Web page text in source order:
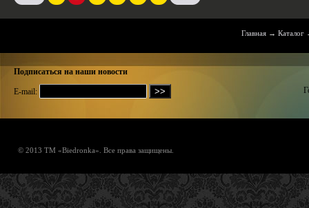
Главная →Каталог
Подписаться на наши новости
E-mail:
© 2013 ТМ «Biedronka». Все права защищены.